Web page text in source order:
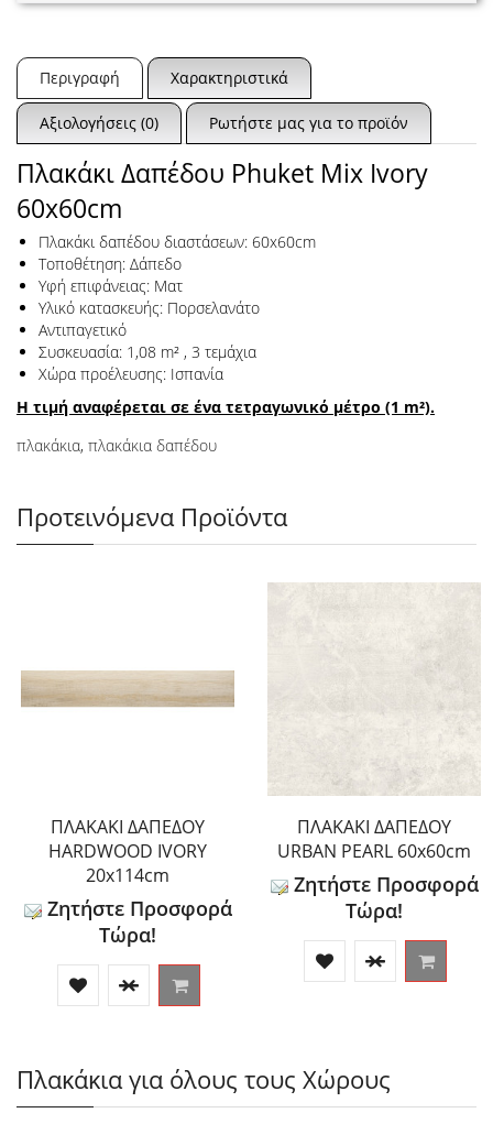
Περιγραφή Χαρακτηριστικά
Αξιολογήσεις (0) Ρωτήστε μας για το προϊόν
Πλακάκι Δαπέδου Phuket Mix Ivory
60x60cm
Πλακάκι δαπέδου διαστάσεων: 60x60cm
Τοποθέτηση: Δάπεδο
Υφή επιφάνειας: Ματ
Υλικό κατασκευής: Πορσελανάτο
Αντιπαγετικό
Συσκευασία: 1,08 m² , 3 τεμάχια
Χώρα προέλευσης: Ισπανία
Η τιμή αναφέρεται σε ένα τετραγωνικό μέτρο (1 m²).
πλακάκια, πλακάκια δαπέδου
Προτεινόμενα Προϊόντα
ΠΛΑΚΑΚΙ ΔΑΠΕΔΟΥ
HARDWOOD IVORY
20x114cm
Ζητήστε Προσφορά
Τώρα!
ΠΛΑΚΑΚΙ ΔΑΠΕΔΟΥ
URBAN PEARL 60x60cm
Ζητήστε Προσφορά
Τώρα!
Πλακάκια για όλους τους Χώρους